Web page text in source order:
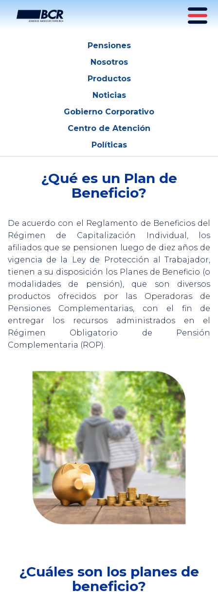
Pensiones
Nosotros
Productos
Noticias
Gobierno Corporativo
Centro de Atención
Políticas
¿Qué es un Plan de
Beneficio?
De acuerdo con el Reglamento de Beneficios del
Régimen de Capitalización Individual, los
afiliados que se pensionen luego de diez años de
vigencia de la Ley de Protección al Trabajador,
tienen a su disposición los Planes de Beneficio (o
modalidades de pensión), que son diversos
productos ofrecidos por las Operadoras de
Pensiones Complementarias, con el fin de
entregar los recursos administrados en el
Régimen Obligatorio de Pensión
Complementaria (ROP).
¿Cuáles son los planes de
beneficio?